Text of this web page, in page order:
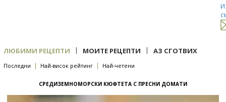
ЛЮБИМИ РЕЦЕПТИ | МОИТЕ РЕЦЕПТИ | АЗ СГОТВИХ
Последни | Най-висок рейтинг | Най-четени
СРЕДИЗЕМНОМОРСКИ КЮФТЕТА С ПРЕСНИ ДОМАТИ